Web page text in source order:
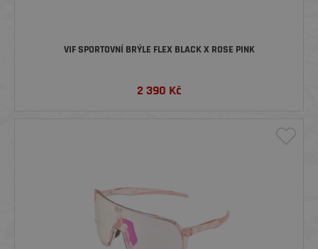
VIF SPORTOVNÍ BRÝLE FLEX BLACK X ROSE PINK
2 390 Kč